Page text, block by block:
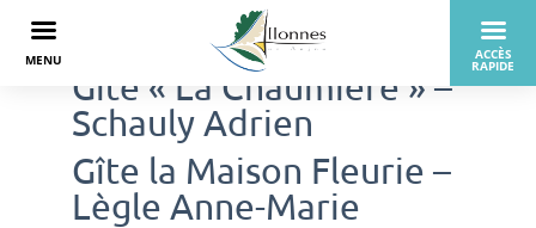
Gïte « La Chaumière » –
Schauly Adrien
Gîte la Maison Fleurie –
Lègle Anne-Marie